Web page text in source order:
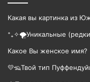
Какая вы картинка из
⁺₊✧🌪️Уникальные
Какое Вы женское имя?
💛🦡Твой тип